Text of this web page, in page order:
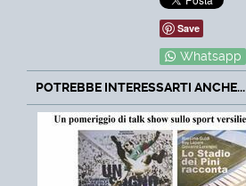
Save
Whatsapp
POTREBBE INTERESSARTI ANCHE...